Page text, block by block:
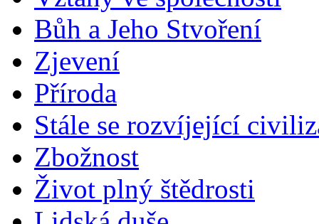
Bůh a Jeho Stvoření
Zjevení
Příroda
Stále se rozvíjející
Zbožnost
Život plný štědrosti